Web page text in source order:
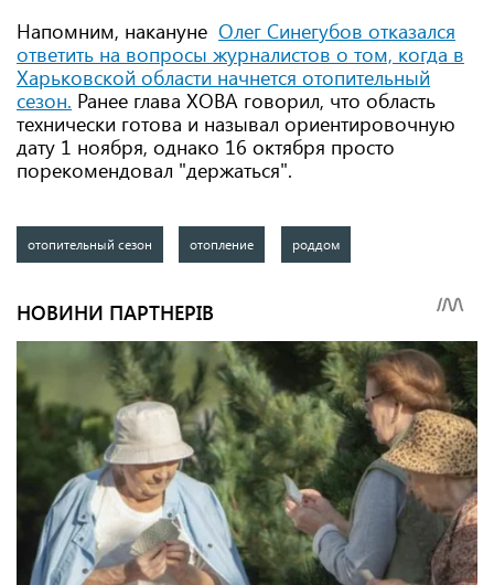
Напомним, накануне Олег Синегубов отказался
ответить на вопросы журналистов о том, когда в
Харьковской области начнется отопительный
сезон. Ранее глава ХОВА говорил, что область
технически готова и называл ориентировочную
дату 1 ноября, однако 16 октября просто
порекомендовал "держаться".
отопительный сезон отопление роддом